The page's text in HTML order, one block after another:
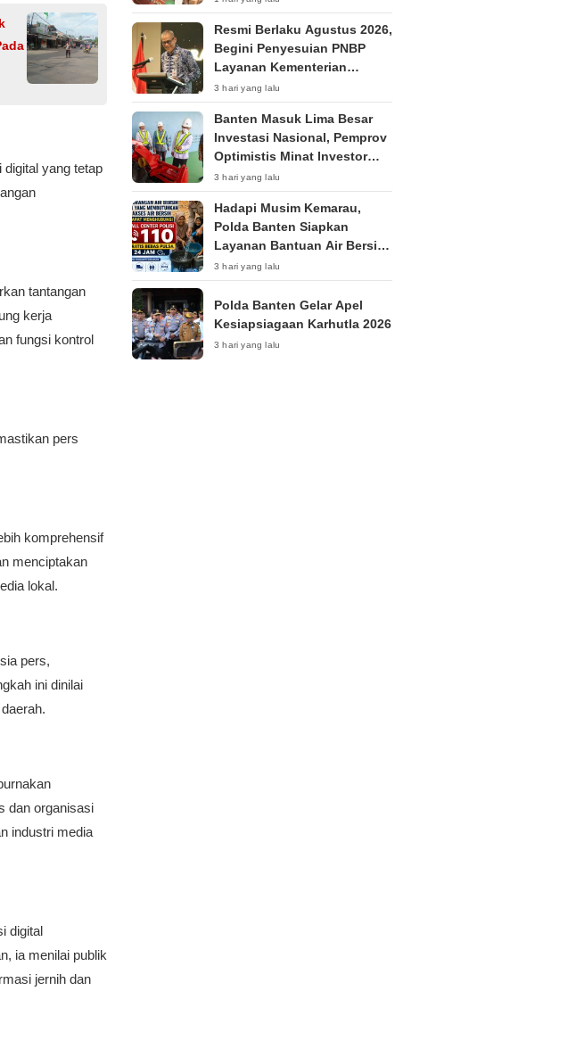
yang tetap
tantangan
kerja
fungsi kontrol
pers
komprehensif
menciptakan
lokal.
pers,
ini dinilai
dan organisasi
industri media
digital
ia menilai publik
jernih dan
Resmi Berlaku Agustus 2026,
Begini Penyesuian PNBP
Layanan Kementerian
Hukum
3 hari yang lalu
Banten Masuk Lima Besar
Investasi Nasional, Pemprov
Optimistis Minat Investor
Terus Tumbuh
3 hari yang lalu
Hadapi Musim Kemarau,
Polda Banten Siapkan
Layanan Bantuan Air Bersih
Melalui 110
3 hari yang lalu
Polda Banten Gelar Apel
Kesiapsiagaan Karhutla 2026
3 hari yang lalu